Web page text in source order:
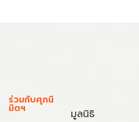
ร่วมกับศุภนิ
มิตฯ
มูลนิธิ